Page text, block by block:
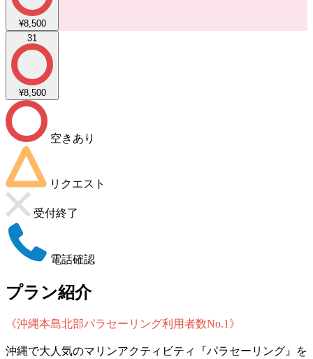
¥8,500
31
¥8,500
空きあり
リクエスト
受付終了
電話確認
プラン紹介
《沖縄本島北部パラセーリング利用者数No.1》
沖縄で大人気のマリンアクティビティ『パラセーリング』を